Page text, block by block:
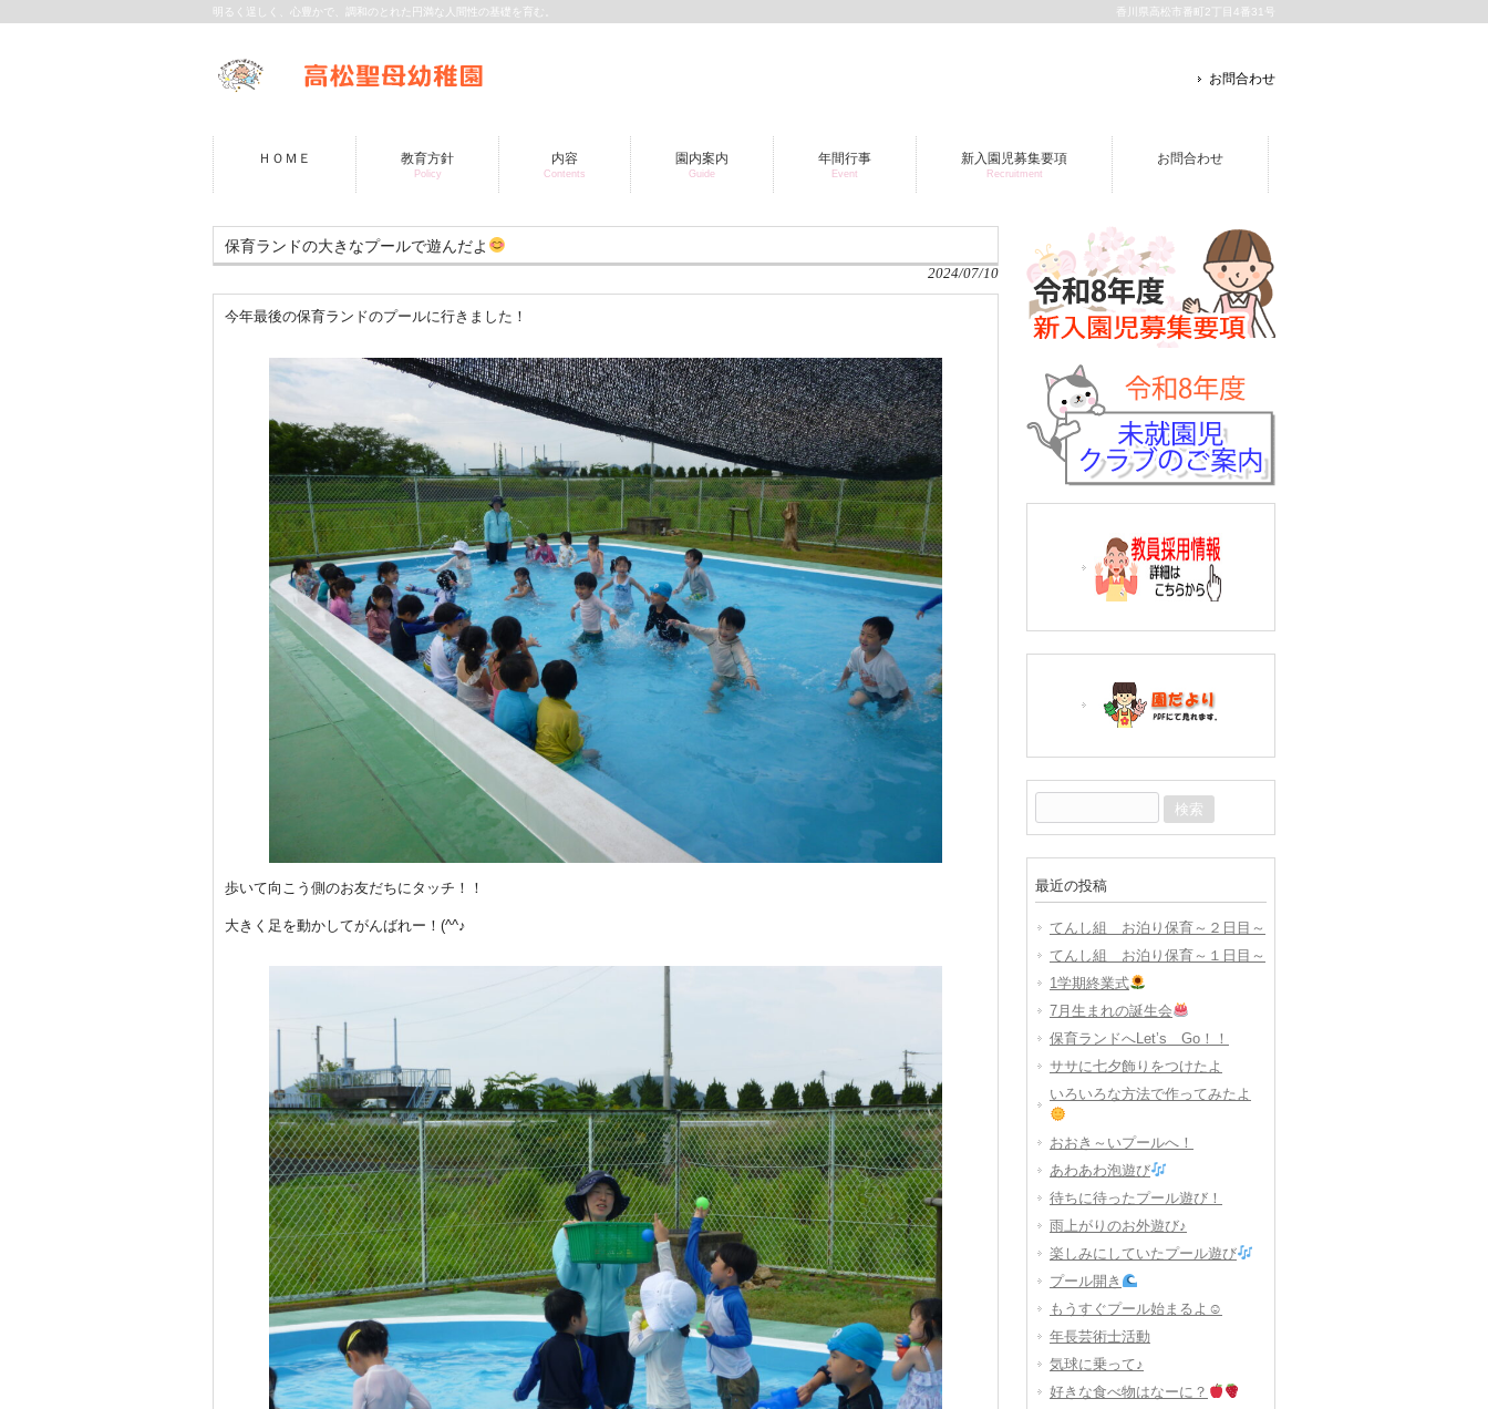
明るく逞しく、心豊かで、調和のとれた円満な人間性の基礎を育む。 香川県高松市番町2丁目4番31号
お問合わせ
ＨＯＭＥ 教育方針
Policy
内容
Contents
園内案内
Guide
年間行事
Event
新入園児募集要項
Recruitment
お問合わせ
保育ランドの大きなプールで遊んだよ
2024/07/10
今年最後の保育ランドのプールに行きました！
歩いて向こう側のお友だちにタッチ！！
大きく足を動かしてがんばれー！(^^♪
索:
最近の投稿
てんし組 お泊り保育～２日目～
てんし組 お泊り保育～１日目～
1学期終業式
7月生まれの誕生会
保育ランドへLet’s Go！！
ササに七夕飾りをつけたよ
いろいろな方法で作ってみたよ
おおき～いプールへ！
あわあわ泡遊び
待ちに待ったプール遊び！
雨上がりのお外遊び♪
楽しみにしていたプール遊び
プール開き
もうすぐプール始まるよ☺
年長芸術士活動
気球に乗って♪
好きな食べ物はなーに？